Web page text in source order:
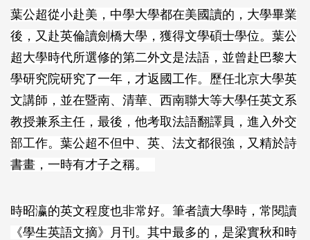
葉公超從小赴美，中學大學都在美國讀的，大學畢業
後，又赴英倫讀劍橋大學，獲得文學碩士學位。葉公
超大學時代所選修的第二外文是法語，並曾赴巴黎大
學研究院研究了一年，才返國工作。歷任北京大學英
文講師，並在暨南、清華、西南聯大等大學任英文系
教授兼系主任，最後，他考取法語翻譯員，進入外交
部工作。葉公超不但中、英、法文都很強，又精於詩
書畫，一時有才子之稱。
時昭瀛的英文程度也非常好。筆者讀大學時，常閱讀
《學生英語文摘》月刊。其中最多的，是梁實秋和時